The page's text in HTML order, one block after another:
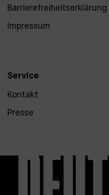
Barrierefreiheitserklärung
Impressum
Service
Kontakt
Presse